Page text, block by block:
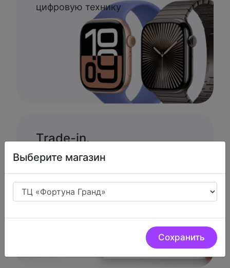
Выберите магазин
Сохранить
цифровую технику
Trade-in.
Меняем вашу продукцию APPLE на
новую с доплатой